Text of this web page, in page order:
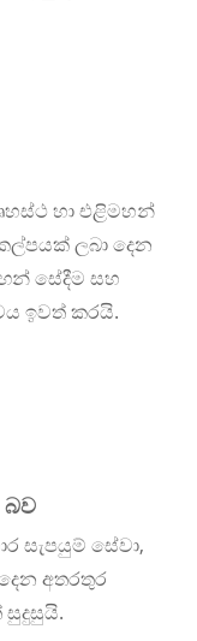
හා එළිමහන්
ලබා දෙන
සේදීම සහ
ඉවත් කරයි.
බව
සැපයුම් සේවා,
අතරතුර